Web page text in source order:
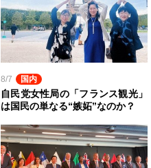
8/7 国内
自民党女性局の「フランス観光」
は国民の単なる“嫉妬”なのか？